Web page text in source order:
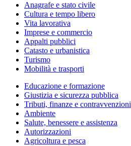
Anagrafe e stato civile
Cultura e tempo libero
Vita lavorativa
Imprese e commercio
Appalti pubblici
Catasto e urbanistica
Turismo
Mobilità e trasporti
Educazione e formazione
Giustizia e sicurezza pubblica
Tributi, finanze e contravvenzioni
Ambiente
Salute, benessere e assistenza
Autorizzazioni
Agricoltura e pesca